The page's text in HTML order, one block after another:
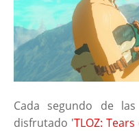
Cada segundo de
disfrutado 'TLOZ: